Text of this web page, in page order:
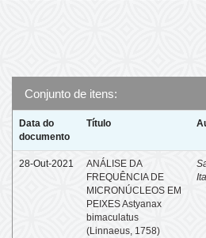
Conjunto de itens:
Data do
documento
Título
28-Out-2021
ANÁLISE DA
FREQUÊNCIA DE
MICRONÚCLEOS EM
PEIXES Astyanax
bimaculatus
(Linnaeus, 1758)